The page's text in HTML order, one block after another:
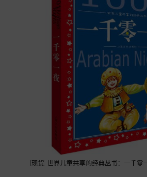
[现货] 世界儿童共享的经典丛书：一千零